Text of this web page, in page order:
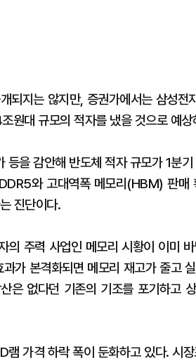
되지는 않지만, 증권가에서는 삼성전
대 규모의 적자를 냈을 것으로 예상
등을 감안해 반도체 적자 규모가 1분
와 고대역폭 메모리(HBM) 판매
진단이다.
의 주력 사업인 메모리 시황이 이미
가 본격화되면 메모리 재고가 줄고
은 없다던 기존의 기조를 포기하고
램 가격 하락 폭이 둔화하고 있다. 시